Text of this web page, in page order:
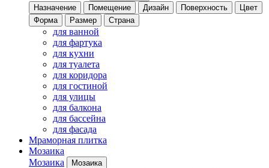
Назначение
Помещение Дизайн Поверхность
Цвет
Форма
Размер Страна
для ванной
для фартука
для кухни
для туалета
для коридора
для гостиной
для улицы
для балкона
для бассейна
для фасада
Мраморная плитка
Мозаика
Мозаика
Мозаика